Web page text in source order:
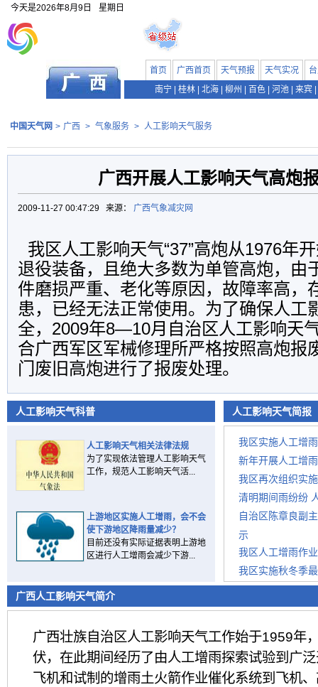
今天是2026年8月9日 星期日
首页 广西首页 天气预报 天气实况
南宁
桂林 北海 柳州 百色 河池 来宾
中国天气网 > 广西 > 气象服务 > 人工影响天气服务
广西开展人工影响天气高炮
2009-11-27 00:47:29 来源： 广西气象减灾网
我区人工影响天气“37”高炮从1976年
退役装备，且绝大多数为单管高炮，由
件磨损严重、老化等原因，故障率高，
患，已经无法正常使用。为了确保人工
全，2009年8—10月自治区人工影响天
合广西军区军械修理所严格按照高炮报
门废旧高炮进行了报废处理。
人工影响天气科普
人工影响天气相关法律法规
为了实现依法管理人工影响天气
工作，规范人工影响天气活...
上游地区实施人工增雨，会不会
使下游地区降雨量减少？
目前还没有实际证据表明上游地
区进行人工增雨会减少下游...
人工影响天气简报
我区实施人工增
新年开展人工增
我区再次组织实
清明期间雨纷纷
自治区陈章良副
示
我区人工增雨作
我区实施秋冬季
今冬我区打响火
广西人工影响天气简介
广西壮族自治区人工影响天气工作始于1959年
伏，在此期间经历了由人工增雨探索试验到广
飞机和试制的增雨土火箭作业催化系统到飞机